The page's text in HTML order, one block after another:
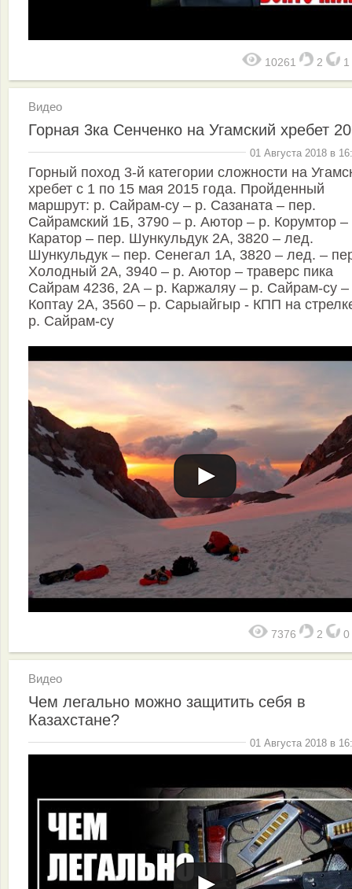
10261 2 1
Видео
Горная 3ка Сенченко на Угамский хребет
01 Августа 2018 в
Горный поход 3-й категории сложности на
хребет с 1 по 15 мая 2015 года. Пройденный
маршрут: р. Сайрам-су – р. Сазаната – пер.
Сайрамский 1Б, 3790 – р. Аютор – р. Корумтор –
Каратор – пер. Шункульдук 2А, 3820 – лед.
Шункульдук – пер. Сенегал 1А, 3820 – лед. –
Холодный 2А, 3940 – р. Аютор – траверс пика
Сайрам 4236, 2А – р. Каржаляу – р. Сайрам-су –
Коптау 2А, 3560 – р. Сарыайгыр - КПП на
р. Сайрам-су
7376 2 0
Видео
Чем легально можно защитить себя в
Казахстане?
01 Августа 2018 в